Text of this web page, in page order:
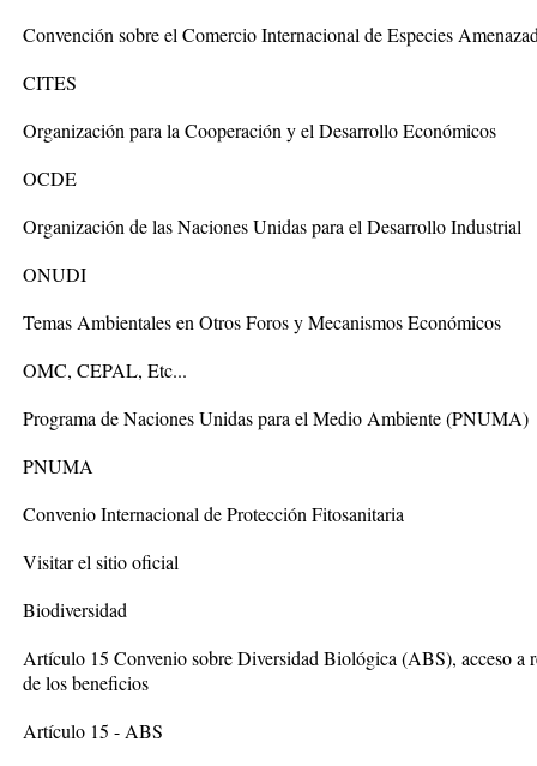
Convención sobre el Comercio Internacional de Especies
CITES
Organización para la Cooperación y el Desarrollo Económicos
OCDE
Organización de las Naciones Unidas para el Desarrollo Industrial
ONUDI
Temas Ambientales en Otros Foros y Mecanismos Económicos
OMC, CEPAL, Etc...
Programa de Naciones Unidas para el Medio Ambiente (PNUMA)
PNUMA
Convenio Internacional de Protección Fitosanitaria
Visitar el sitio oficial
Biodiversidad
Artículo 15 Convenio sobre Diversidad Biológica (ABS), acceso a
de los beneficios
Artículo 15 - ABS